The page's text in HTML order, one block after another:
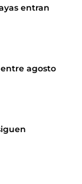
entran
agosto